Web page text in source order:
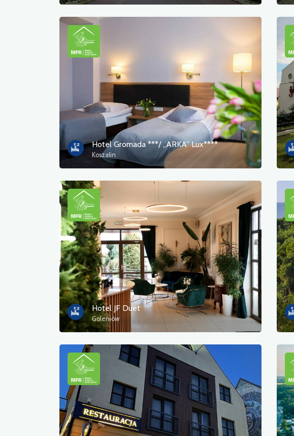
Hotel Gromada ***/ „ARKA” Lux****
Koszalin
Hotel JF Duet
Goleniów